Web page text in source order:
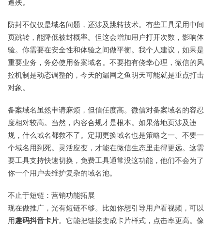
遭殃。
防封不仅仅是域名问题，还涉及跳转技术。有些工具采用中间
页跳转，能降低被封概率。但这会增加用户打开次数，影响体
验。你需要在安全性和体验之间做平衡。我个人建议，如果是
重要业务，务必使用备案域名。不要抱有侥幸心理，微信的风
控机制是动态调整的，今天的漏网之鱼明天可能就是重点打击
对象。
备案域名虽然申请麻烦，但信任度高。微信对备案域名的容忍
度相对较高。当然，内容合规才是根本。如果落地页涉及违
规，什么域名都救不了。定期更换域名也是策略之一。不要一
个域名用到死。灵活应变，才能在微信生态里走得更远。这需
要工具支持快速切换，免费工具通常没这功能，他们不会为了
你一个用户去维护复杂的域名池。
不止于短链：营销功能拓展
现在做推广，光有短链不够。比如你想引导用户看视频，可以
用趣码抖音卡片。它能把链接变成卡片样式，点击率更高。像